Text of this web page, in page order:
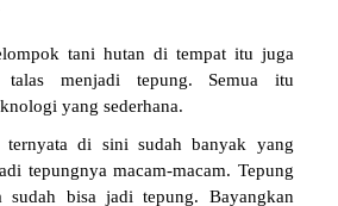
tani hutan di tempat itu juga
talas menjadi tepung. Semua itu
yang sederhana.
ternyata di sini sudah banyak yang
tepungnya macam-macam. Tepung
sudah bisa jadi tepung. Bayangkan